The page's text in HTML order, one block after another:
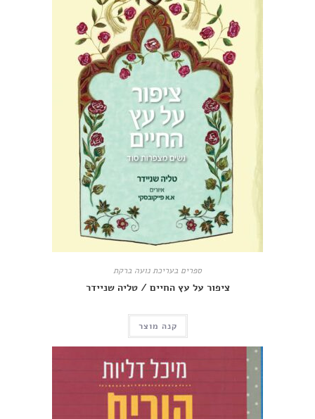
ספרים בעריכת נועה ברקת
ציפור על עץ החיים / טליה שניידר
קנה מוצר